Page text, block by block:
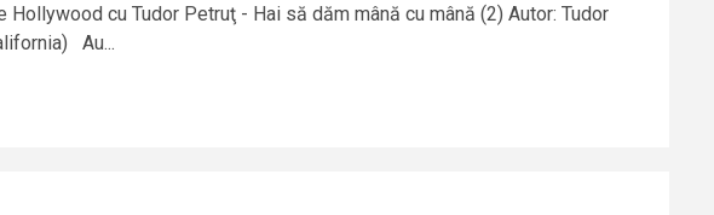
Hollywood cu Tudor Petruţ - Hai să dăm mână cu mână (2) Autor: Tudor
Au...